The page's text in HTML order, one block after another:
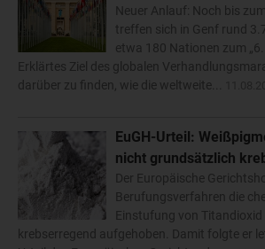
Neuer Anlauf: Noch bis
treffen sich in Genf rund
etwa 180 Nationen zum „6.
Erklärtes Ziel des globalen
darüber zu finden, wie die weltweite...
EuGH-Urteil:
nicht grundsätzlich
Der Europäische
Berufungsverfahren die
Einstufung von
krebserregend aufgehoben. Damit folgte er